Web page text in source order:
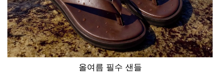
올여름 필수 샌들